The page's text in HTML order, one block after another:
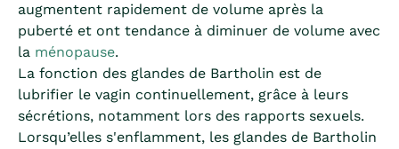
augmentent rapidement de volume après la
puberté et ont tendance à diminuer de volume avec
la ménopause.
La fonction des glandes de Bartholin est de
lubrifier le vagin continuellement, grâce à leurs
sécrétions, notamment lors des rapports sexuels.
Lorsqu’elles s'enflamment, les glandes de Bartholin